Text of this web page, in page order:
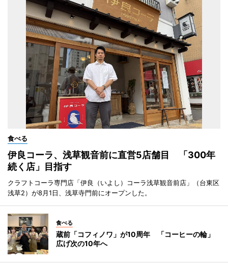
食べる
伊良コーラ、浅草観音前に直営5店舗目 「300年
続く店」目指す
クラフトコーラ専門店「伊良（いよし）コーラ浅草観音前店」（台東区
浅草2）が8月1日、浅草寺門前にオープンした。
食べる
蔵前「コフィノワ」が10周年 「コーヒーの輪」
広げ次の10年へ